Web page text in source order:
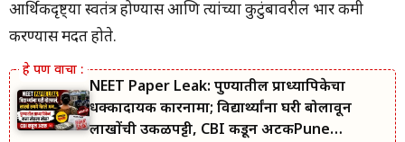
आर्थिकदृष्ट्या स्वतंत्र होण्यास आणि त्यांच्या कुटुंबावरील भार कमी
करण्यास मदत होते.
NEET Paper Leak: पुण्यातील प्राध्यापिकेचा
धक्कादायक कारनामा; विद्यार्थ्यांना घरी बोलावून
लाखोंची उकळपट्टी, CBI कडून अटकPune